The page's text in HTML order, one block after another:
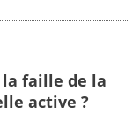
la faille de la
active ?